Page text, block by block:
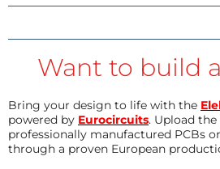
Want to build
Bring your design to life with the
powered by Eurocircuits. Upload
professionally manufactured PCBs
through a proven European